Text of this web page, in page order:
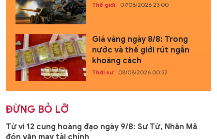
Thế giới 07/08/2026 23:00
Giá vàng ngày 8/8: Trong
nước và thế giới rút ngắn
khoảng cách
Thời sự 08/08/2026 00:32
ĐỪNG BỎ LỠ
Tử vi 12 cung hoàng đạo ngày 9/8: Sư Tử, Nhân Mã